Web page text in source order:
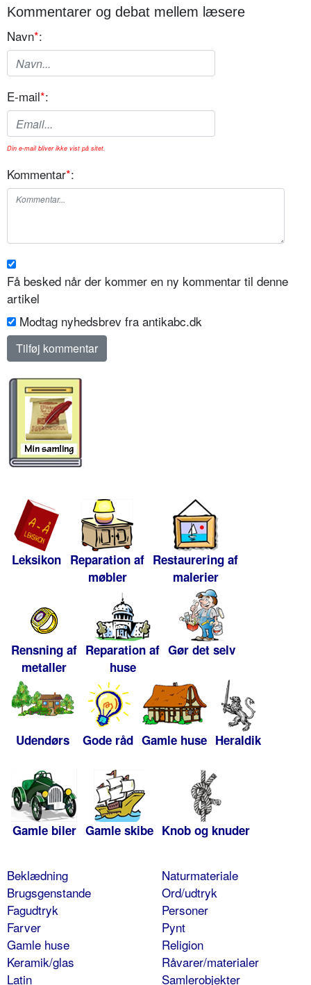
Kommentarer og debat mellem læsere
Navn*:
E-mail*:
Din e-mail bliver ikke vist på sitet.
Kommentar*:
Få besked når der kommer en ny kommentar til denne
artikel
Modtag nyhedsbrev fra antikabc.dk
Leksikon Reparation af
møbler
Restaurering af
malerier
Rensning af
metaller
Reparation af
huse
Gør det selv
Udendørs Gode råd Gamle huse Heraldik
Gamle biler Gamle skibe Knob og knuder
Beklædning
Brugsgenstande
Fagudtryk
Farver
Gamle huse
Keramik/glas
Latin
Naturmateriale
Ord/udtryk
Personer
Pynt
Religion
Råvarer/materialer
Samlerobjekter